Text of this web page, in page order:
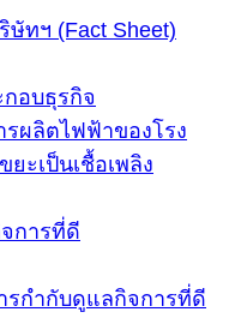
ษัทฯ (Fact Sheet)
อบธุรกิจ
รผลิตไฟฟ้าของโรง
ะเป็นเชื้อเพลิง
การที่ดี
รกำกับดูแลกิจการที่ดี